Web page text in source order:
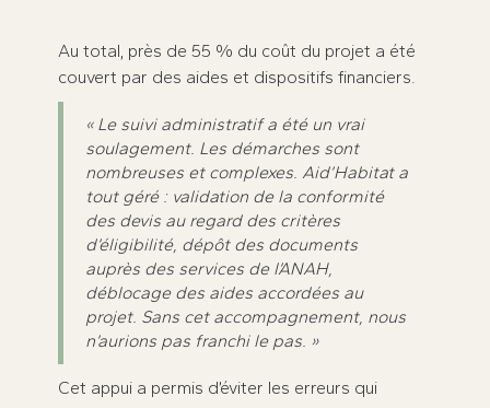
Au total, près de 55 % du coût du projet a été
couvert par des aides et dispositifs financiers.
« Le suivi administratif a été un vrai
soulagement. Les démarches sont
nombreuses et complexes. Aid’Habitat a
tout géré : validation de la conformité
des devis au regard des critères
d’éligibilité, dépôt des documents
auprès des services de l’ANAH,
déblocage des aides accordées au
projet. Sans cet accompagnement, nous
n’aurions pas franchi le pas. »
Cet appui a permis d’éviter les erreurs qui